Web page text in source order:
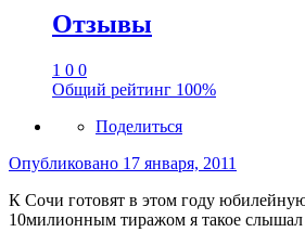
Отзывы
1 0 0
Общий рейтинг 100%
Поделиться
Опубликовано 17 января, 2011
К Сочи готовят в этом году
10милионным тиражом я такое слышал